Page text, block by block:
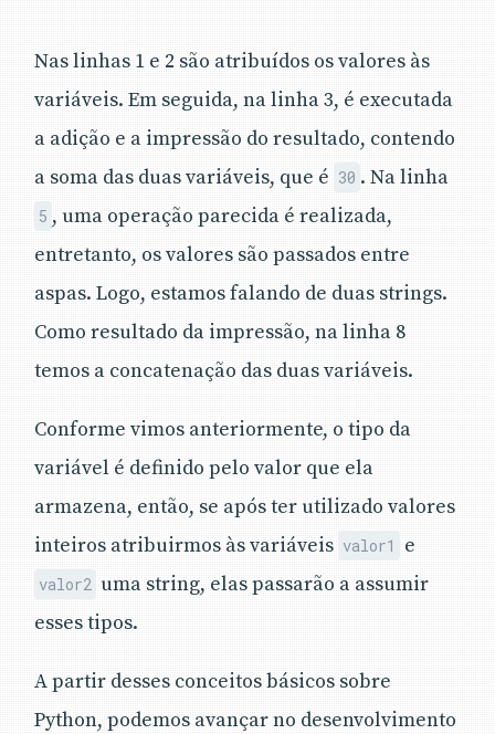
Nas linhas 1 e 2 são atribuídos os valores às
variáveis. Em seguida, na linha 3, é executada
a adição e a impressão do resultado, contendo
a soma das duas variáveis, que é 30 . Na linha
5 , uma operação parecida é realizada,
entretanto, os valores são passados entre
aspas. Logo, estamos falando de duas strings.
Como resultado da impressão, na linha 8
temos a concatenação das duas variáveis.
Conforme vimos anteriormente, o tipo da
variável é definido pelo valor que ela
armazena, então, se após ter utilizado valores
inteiros atribuirmos às variáveis valor1 e
valor2 uma string, elas passarão a assumir
esses tipos.
A partir desses conceitos básicos sobre
Python, podemos avançar no desenvolvimento